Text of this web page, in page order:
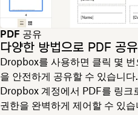
PDF 공유
다양한 방법으로 PDF 공유
Dropbox를 사용하면 클릭 몇
을 안전하게 공유할 수 있습니다.
Dropbox 계정에서 PDF를 링크
권한을 완벽하게 제어할 수 있